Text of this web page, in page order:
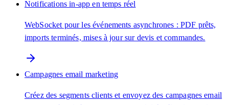
Notifications in-app en temps réel
WebSocket pour les événements asynchrones : PDF prêts,
imports terminés, mises à jour sur devis et commandes.
Campagnes email marketing
Créez des segments clients et envoyez des campagnes email